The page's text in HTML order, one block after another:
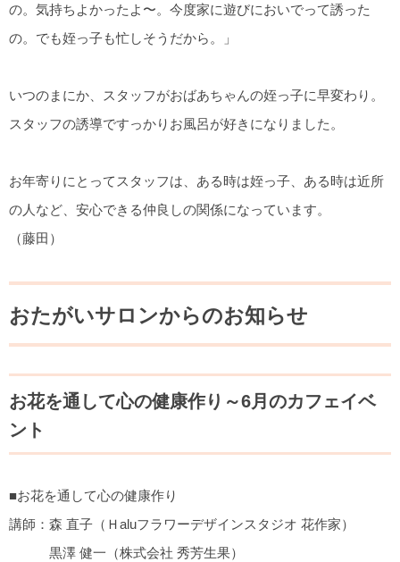
の。気持ちよかったよ〜。今度家に遊びにおいでって誘った
の。でも姪っ子も忙しそうだから。」
いつのまにか、スタッフがおばあちゃんの姪っ子に早変わり。
スタッフの誘導ですっかりお風呂が好きになりました。
お年寄りにとってスタッフは、ある時は姪っ子、ある時は近所
の人など、安心できる仲良しの関係になっています。
（藤田）
おたがいサロンからのお知らせ
お花を通して心の健康作り～6月のカフェイベ
ント
■お花を通して心の健康作り
講師：森 直子（Ｈaluフラワーデザインスタジオ 花作家）
黒澤 健一（株式会社 秀芳生果）